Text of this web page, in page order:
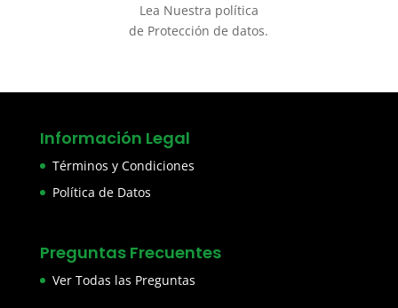
Lea Nuestra política
de Protección de datos.
Información Legal
Términos y Condiciones
Política de Datos
Preguntas Frecuentes
Ver Todas las Preguntas